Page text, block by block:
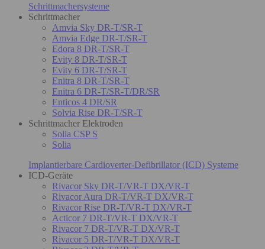
Schrittmachersysteme
Schrittmacher
Amvia Sky DR-T/SR-T
Amvia Edge DR-T/SR-T
Edora 8 DR-T/SR-T
Evity 8 DR-T/SR-T
Evity 6 DR-T/SR-T
Enitra 8 DR-T/SR-T
Enitra 6 DR-T/SR-T/DR/SR
Enticos 4 DR/SR
Solvia Rise DR-T/SR-T
Schrittmacher Elektroden
Solia CSP S
Solia
Implantierbare Cardioverter-Defibrillator (ICD) Systeme
ICD-Geräte
Rivacor Sky DR-T/VR-T DX/VR-T
Rivacor Aura DR-T/VR-T DX/VR-T
Rivacor Rise DR-T/VR-T DX/VR-T
Acticor 7 DR-T/VR-T DX/VR-T
Rivacor 7 DR-T/VR-T DX/VR-T
Rivacor 5 DR-T/VR-T DX/VR-T